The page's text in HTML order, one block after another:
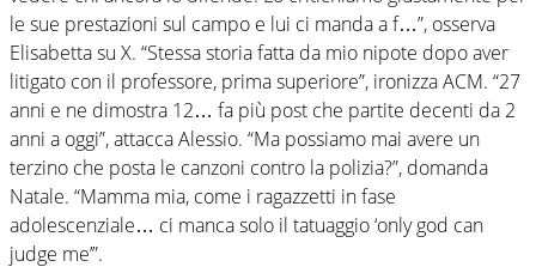
le sue prestazioni sul campo e lui ci manda a f…”, osserva
Elisabetta su X. “Stessa storia fatta da mio nipote dopo aver
litigato con il professore, prima superiore”, ironizza ACM. “27
anni e ne dimostra 12… fa più post che partite decenti da 2
anni a oggi”, attacca Alessio. “Ma possiamo mai avere un
terzino che posta le canzoni contro la polizia?”, domanda
Natale. “Mamma mia, come i ragazzetti in fase
adolescenziale… ci manca solo il tatuaggio ‘only god can
judge me’”.